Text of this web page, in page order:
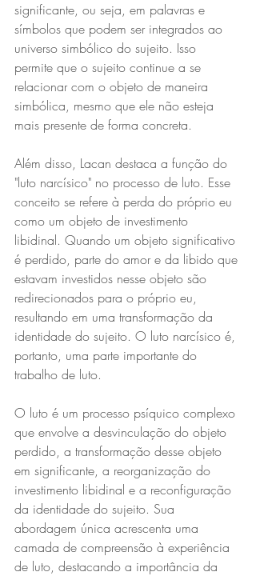
significante, ou seja, em palavras e
símbolos que podem ser integrados ao
universo simbólico do sujeito. Isso
permite que o sujeito continue a se
relacionar com o objeto de maneira
simbólica, mesmo que ele não esteja
mais presente de forma concreta.
Além disso, Lacan destaca a função do
"luto narcísico" no processo de luto. Esse
conceito se refere à perda do próprio eu
como um objeto de investimento
libidinal. Quando um objeto significativo
é perdido, parte do amor e da libido que
estavam investidos nesse objeto são
redirecionados para o próprio eu,
resultando em uma transformação da
identidade do sujeito. O luto narcísico é,
portanto, uma parte importante do
trabalho de luto.
O luto é um processo psíquico complexo
que envolve a desvinculação do objeto
perdido, a transformação desse objeto
em significante, a reorganização do
investimento libidinal e a reconfiguração
da identidade do sujeito. Sua
abordagem única acrescenta uma
camada de compreensão à experiência
de luto, destacando a importância da